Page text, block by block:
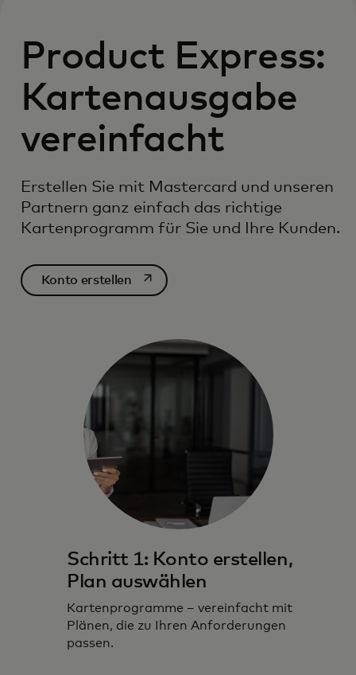
Product Express:
Kartenausgabe
vereinfacht
Erstellen Sie mit Mastercard und unseren
Partnern ganz einfach das richtige
Kartenprogramm für Sie und Ihre Kunden.
Konto erstellenwird in einer neuen Registerkarte
Schritt 1: Konto erstellen,
Plan auswählen
Kartenprogramme – vereinfacht mit
Plänen, die zu Ihren Anforderungen
passen.